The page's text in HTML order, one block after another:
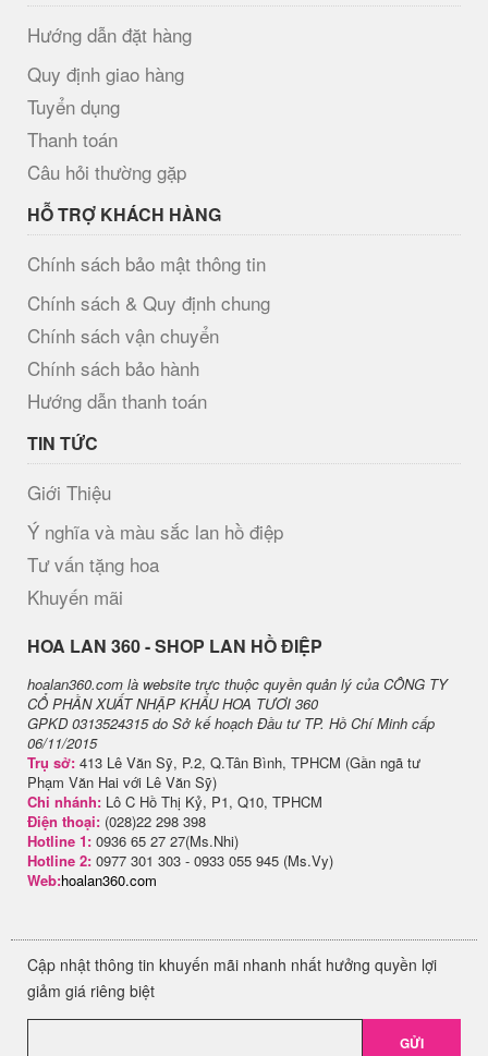
Hướng dẫn đặt hàng
Quy định giao hàng
Tuyển dụng
Thanh toán
Câu hỏi thường gặp
HỖ TRỢ KHÁCH HÀNG
Chính sách bảo mật thông tin
Chính sách & Quy định chung
Chính sách vận chuyển
Chính sách bảo hành
Hướng dẫn thanh toán
TIN TỨC
Giới Thiệu
Ý nghĩa và màu sắc lan hồ điệp
Tư vấn tặng hoa
Khuyến mãi
H​OA LAN 360 - SHOP LAN HỒ ĐIỆP
hoalan360.com là website trực thuộc quyền quản lý của CÔNG TY
CỔ PHẦN XUẤT NHẬP KHẨU HOA TƯƠI 360
GPKD 0313524315 do Sở kế hoạch Đầu tư TP. Hồ Chí Minh cấp
06/11/2015
Trụ sở: 413 Lê Văn Sỹ, P.2, Q.Tân Bình, TPHCM (Gần ngã tư
Phạm Văn Hai với Lê Văn Sỹ)
Chi nhánh: Lô C Hồ Thị Kỷ, P1, Q10, TPHCM
Điện thoại: (028)22 298 398
Hotline 1: 0936 65 27 27(Ms.Nhi)
Hotline 2: 0977 301 303 - 0933 055 945 (Ms.Vy)
Web:hoalan360.com
Cập nhật thông tin khuyến mãi nhanh nhất hưởng quyền lợi
giảm giá riêng biệt
GỬI